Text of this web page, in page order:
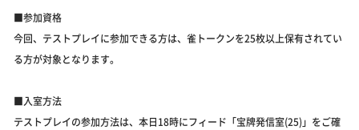
■参加資格
今回、テストプレイに参加できる方は、雀トークンを25枚以上保有されてい
る方が対象となります。
■入室方法
テストプレイの参加方法は、本日18時にフィード「宝牌発信室(25)」をご確